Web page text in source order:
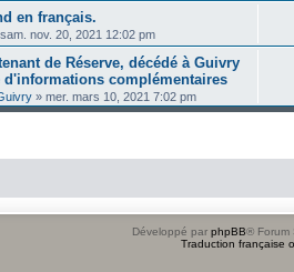
en français.
sam. nov. 20, 2021 12:02 pm
de Réserve, décédé à Guivry
d'informations complémentaires
» mer. mars 10, 2021 7:02 pm
Développé par phpBB® Forum
Traduction française